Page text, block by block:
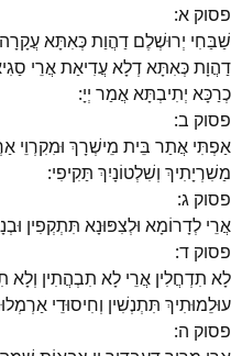
פסוק א:
שַׁבַּחִי יְרוּשְׁלֶם דַהֲוַת כְּאִתָּא עֲקָרָה
דַהֲוָת כְּאִתָּא דְלָא עֲדִיאַת אֲרֵי
כְרַכָּא יְתִיבְתָּא אֲמַר יְיָ:
פסוק ב:
אַפְתִּי אֲתַר בֵּית מֵישְׁרָךְ וּמִקִרְוֵי
מַשִׁרְיָתִיךְ וְשִׁלְטוֹנָיִךְ תַּקִיפִי:
פסוק ג:
אֲרֵי לְדָרוֹמָא וּלְצִפּוּנָא תִּתְקְפִין וּבְנָךְ
פסוק ד:
לָא תִדְחֲלִין אֲרֵי לָא תִבְהֲתִין וְלָא
עוּלֵמוּתִיךְ תִּתְנְשִׁין וְחִיסוּדֵי
פסוק ה: